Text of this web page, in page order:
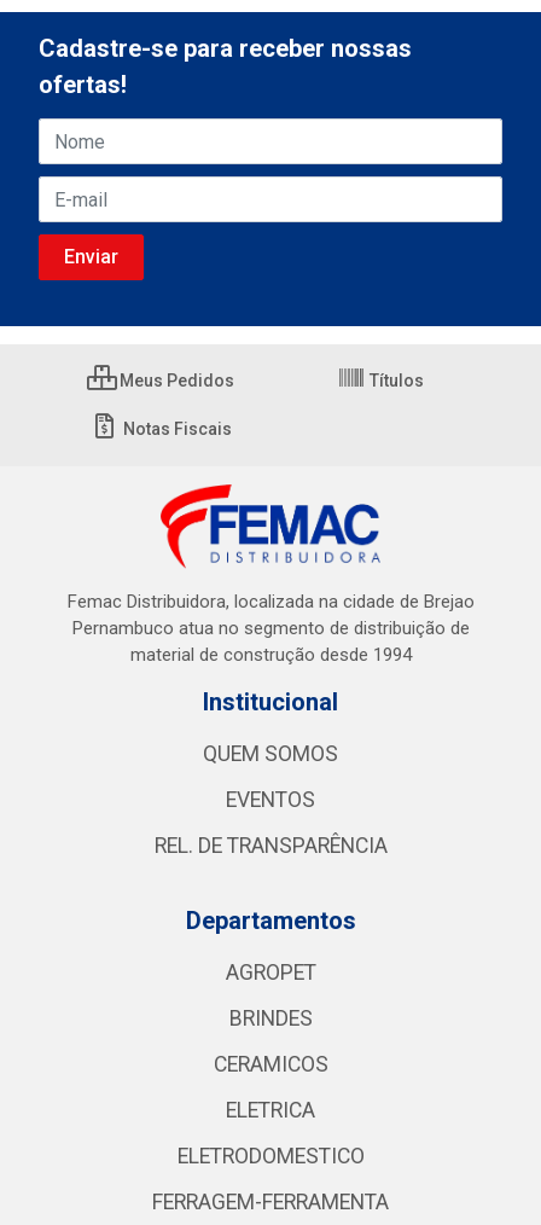
Cadastre-se para receber nossas
ofertas!
Meus Pedidos Títulos
Notas Fiscais
Femac Distribuidora, localizada na cidade de Brejao
Pernambuco atua no segmento de distribuição de
material de construção desde 1994
Institucional
QUEM SOMOS
EVENTOS
REL. DE TRANSPARÊNCIA
Departamentos
AGROPET
BRINDES
CERAMICOS
ELETRICA
ELETRODOMESTICO
FERRAGEM-FERRAMENTA